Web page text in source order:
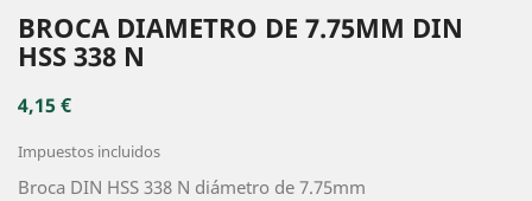
BROCA DIAMETRO DE 7.75MM DIN
HSS 338 N
4,15 €
Impuestos incluidos
Broca DIN HSS 338 N diámetro de 7.75mm